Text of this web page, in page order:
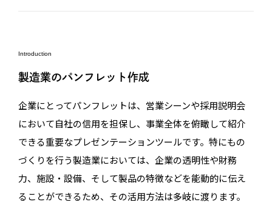
Introduction
製造業のパンフレット作成
企業にとってパンフレットは、営業シーンや採用説明会
において自社の信用を担保し、事業全体を俯瞰して紹介
できる重要なプレゼンテーションツールです。特にもの
づくりを行う製造業においては、企業の透明性や財務
力、施設・設備、そして製品の特徴などを能動的に伝え
ることができるため、その活用方法は多岐に渡ります。